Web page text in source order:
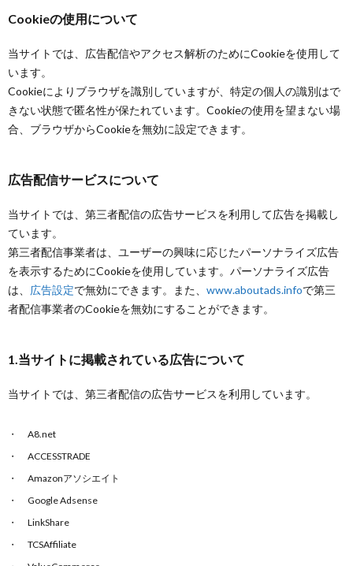
Cookieの使用について
当サイトでは、広告配信やアクセス解析のためにCookieを使用して
います。
Cookieによりブラウザを識別していますが、特定の個人の識別はで
きない状態で匿名性が保たれています。Cookieの使用を望まない場
合、ブラウザからCookieを無効に設定できます。
広告配信サービスについて
当サイトでは、第三者配信の広告サービスを利用して広告を掲載し
ています。
第三者配信事業者は、ユーザーの興味に応じたパーソナライズ広告
を表示するためにCookieを使用しています。パーソナライズ広告
は、 広告設定で無効にできます。また、 www.aboutads.infoで第三
者配信事業者のCookieを無効にすることができます。
1.当サイトに掲載されている広告について
当サイトでは、第三者配信の広告サービスを利用しています。
A8.net
ACCESSTRADE
Amazonアソシエイト
Google Adsense
LinkShare
TCSAffiliate